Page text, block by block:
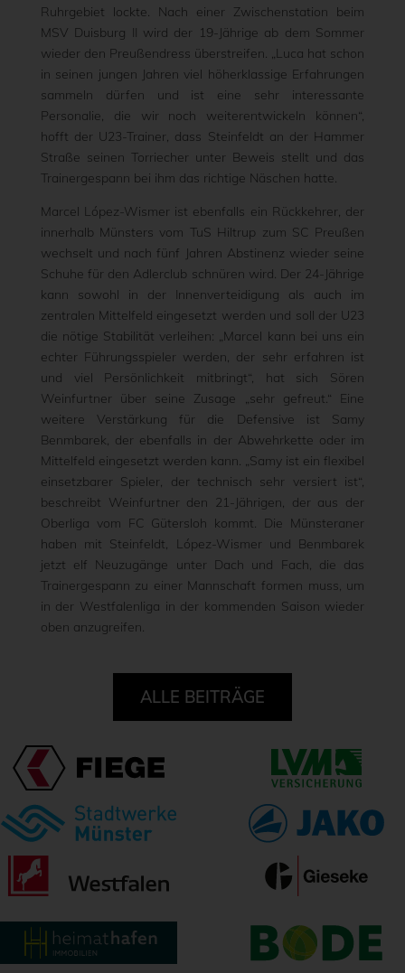
Ruhrgebiet lockte. Nach einer Zwischenstation beim
MSV Duisburg II wird der 19-Jährige ab dem Sommer
wieder den Preußendress überstreifen. „Luca hat schon
in seinen jungen Jahren viel höherklassige Erfahrungen
sammeln dürfen und ist eine sehr interessante
Personalie, die wir noch weiterentwickeln können“,
hofft der U23-Trainer, dass Steinfeldt an der Hammer
Straße seinen Torriecher unter Beweis stellt und das
Trainergespann bei ihm das richtige Näschen hatte.
Marcel López-Wismer ist ebenfalls ein Rückkehrer, der
innerhalb Münsters vom TuS Hiltrup zum SC Preußen
wechselt und nach fünf Jahren Abstinenz wieder seine
Schuhe für den Adlerclub schnüren wird. Der 24-Jährige
kann sowohl in der Innenverteidigung als auch im
zentralen Mittelfeld eingesetzt werden und soll der U23
die nötige Stabilität verleihen: „Marcel kann bei uns ein
echter Führungsspieler werden, der sehr erfahren ist
und viel Persönlichkeit mitbringt“, hat sich Sören
Weinfurtner über seine Zusage „sehr gefreut.“ Eine
weitere Verstärkung für die Defensive ist Samy
Benmbarek, der ebenfalls in der Abwehrkette oder im
Mittelfeld eingesetzt werden kann. „Samy ist ein flexibel
einsetzbarer Spieler, der technisch sehr versiert ist“,
beschreibt Weinfurtner den 21-Jährigen, der aus der
Oberliga vom FC Gütersloh kommt. Die Münsteraner
haben mit Steinfeldt, López-Wismer und Benmbarek
jetzt elf Neuzugänge unter Dach und Fach, die das
Trainergespann zu einer Mannschaft formen muss, um
in der Westfalenliga in der kommenden Saison wieder
oben anzugreifen.
ALLE BEITRÄGE